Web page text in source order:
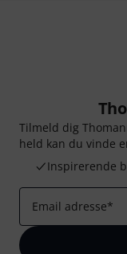
Tilmeld dig
held kan du vinde
Inspirerende
Email adresse*